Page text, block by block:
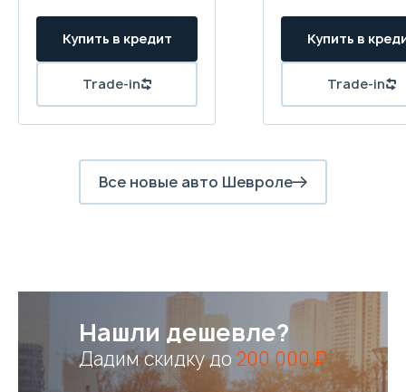
Все новые авто Шевроле
Нашли дешевле?
Дадим скидку до 200 000 ₽